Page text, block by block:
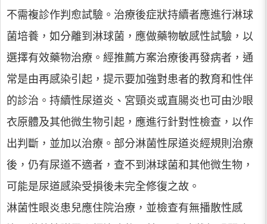
不需複診作判愈試驗。治療後症狀持續者應進行淋球
菌培養，如分離到淋球菌，應做藥物敏感性試驗，以
選擇有效藥物治療。經推薦方案治療後再發病者，通
常是由再感染引起，提示要加強對患者的教育和性伴
的診治。持續性尿道炎、宮頸炎或直腸炎也可由沙眼
衣原體及其他微生物引起，應進行針對性檢查，以作
出判斷，並加以治療。部分淋菌性尿道炎經規則治療
後，仍有尿道不適者，查不到淋球菌和其他微生物，
可能是尿道感染受損後未完全修復之故。
淋菌性眼炎患兒應住院治療，並檢查有無播散性感